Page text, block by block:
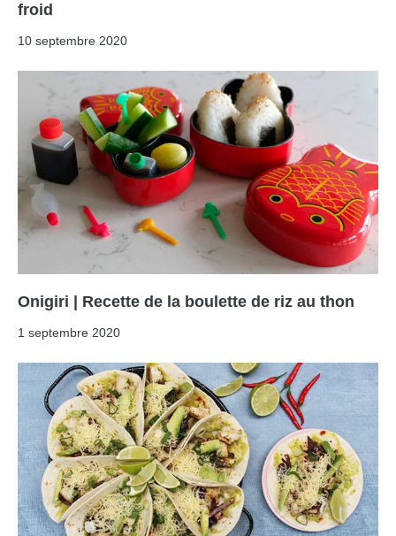
froid
10 septembre 2020
Onigiri | Recette de la boulette de riz au thon
1 septembre 2020